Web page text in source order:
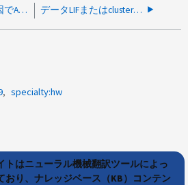
keymanagerが原因でANDUの返却が拒否されましたが、keymangerが設定されていません データLIFまたはcluster-mgmt LIFの移行に失敗したため、ANDUが一時停止しました
specialty:hw
トはニューラル機械翻訳ツールによっ
おり、ナレッジベース（KB）コンテン